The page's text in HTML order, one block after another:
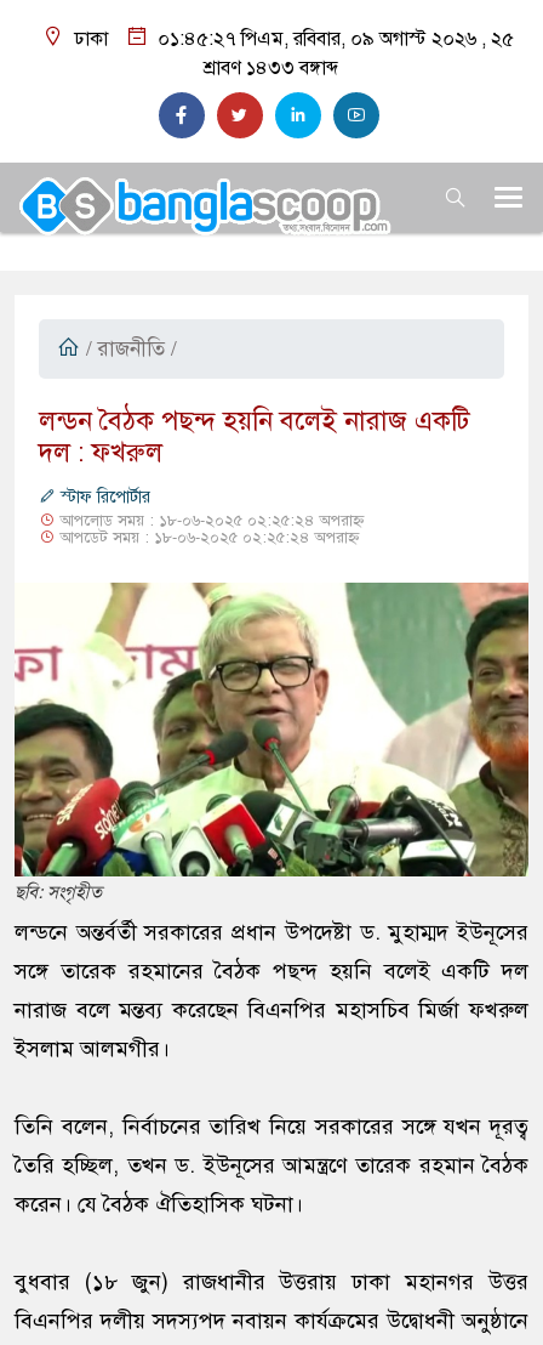
ঢাকা ০১:৪৫:২৮ পিএম, রবিবার, ০৯ অগাস্ট ২০২৬ ,২৫
শ্রাবণ ১৪৩৩ বঙ্গাব্দ
/ রাজনীতি /
​লন্ডন বৈঠক পছন্দ হয়নি বলেই নারাজ একটি
দল : ফখরুল
স্টাফ রিপোর্টার
আপলোড সময় : ১৮-০৬-২০২৫ ০২:২৫:২৪ অপরাহ্ন
আপডেট সময় : ১৮-০৬-২০২৫ ০২:২৫:২৪ অপরাহ্ন
ছবি: সংগৃহীত
লন্ডনে অন্তর্বর্তী সরকারের প্রধান উপদেষ্টা ড. মুহাম্মদ ইউনূসের
সঙ্গে তারেক রহমানের বৈঠক পছন্দ হয়নি বলেই একটি দল
নারাজ বলে মন্তব্য করেছেন বিএনপির মহাসচিব মির্জা ফখরুল
ইসলাম আলমগীর।
তিনি বলেন, নির্বাচনের তারিখ নিয়ে সরকারের সঙ্গে যখন দূরত্ব
তৈরি হচ্ছিল, তখন ড. ইউনূসের আমন্ত্রণে তারেক রহমান বৈঠক
করেন। যে বৈঠক ঐতিহাসিক ঘটনা।
বুধবার (১৮ জুন) রাজধানীর উত্তরায় ঢাকা মহানগর উত্তর
বিএনপির দলীয় সদস্যপদ নবায়ন কার্যক্রমের উদ্বোধনী অনুষ্ঠানে